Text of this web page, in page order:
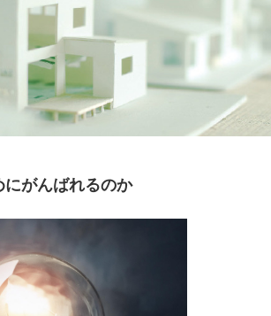
がんばれるのか